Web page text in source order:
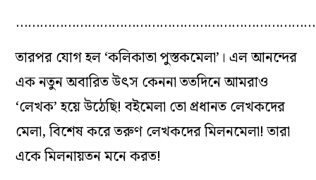
তারপর যোগ হল ‘কলিকাতা পুস্তকমেলা’। এল আনন্দের
এক নতুন অবারিত উৎস কেননা ততদিনে আমরাও
‘লেখক’ হয়ে উঠেছি! বইমেলা তো প্রধানত লেখকদের
মেলা, বিশেষ করে তরুণ লেখকদের মিলনমেলা! তারা
একে মিলনায়তন মনে করত!